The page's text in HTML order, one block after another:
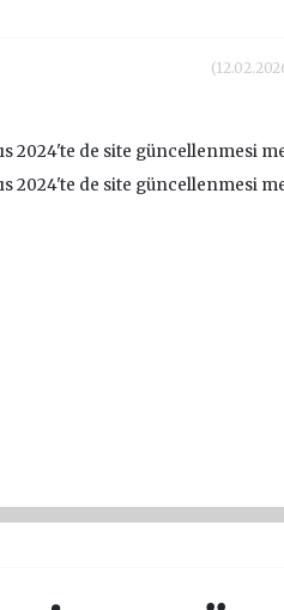
2024'te de site güncellenmesi
2024'te de site güncellenmesi